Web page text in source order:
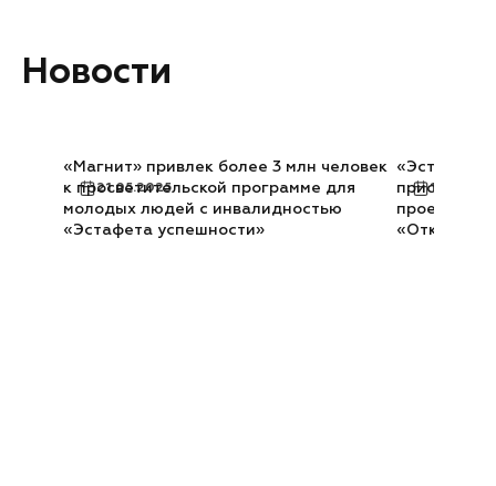
Новости
21.05.2025
«Магнит» привлек более 3 млн человек
к просветительской программе для
молодых людей с инвалидностью
«Эстафета успешности»
«Эстафета
проекту
«Открыто